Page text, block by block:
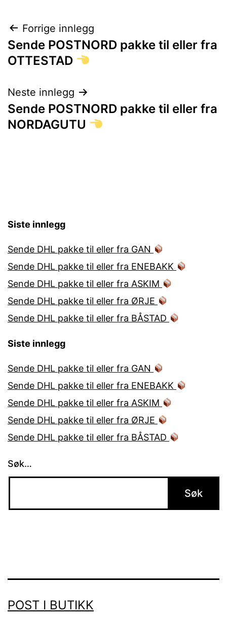
Innleggsnavigasjon
Forrige innlegg
Sende POSTNORD pakke til eller fra
OTTESTAD
Neste innlegg
Sende POSTNORD pakke til eller fra
NORDAGUTU
Siste innlegg
Sende DHL pakke til eller fra GAN
Sende DHL pakke til eller fra ENEBAKK
Sende DHL pakke til eller fra ASKIM
Sende DHL pakke til eller fra ØRJE
Sende DHL pakke til eller fra BÅSTAD
Siste innlegg
Sende DHL pakke til eller fra GAN
Sende DHL pakke til eller fra ENEBAKK
Sende DHL pakke til eller fra ASKIM
Sende DHL pakke til eller fra ØRJE
Sende DHL pakke til eller fra BÅSTAD
Søk…
POST I BUTIKK